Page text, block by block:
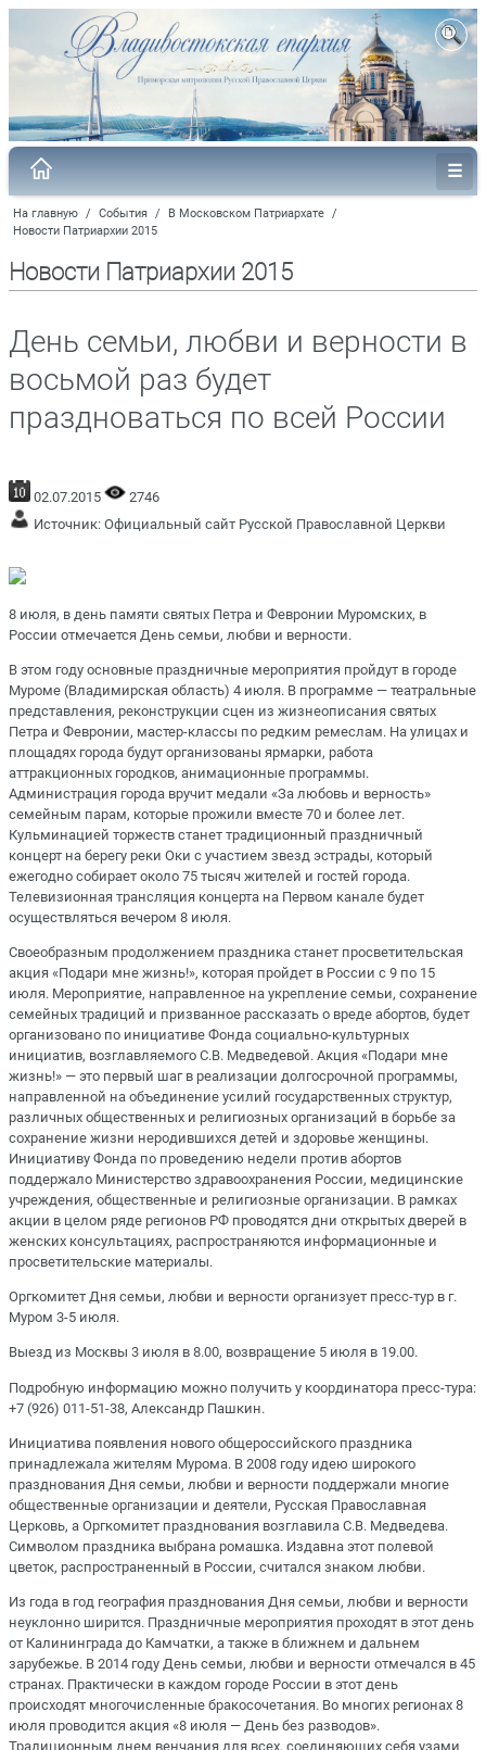
На главную / События / В Московском Патриархате /
Новости Патриархии 2015
Новости Патриархии 2015
День семьи, любви и верности в
восьмой раз будет
праздноваться по всей России
02.07.2015
2746
Источник: Официальный сайт Русской Православной Церкви
8 июля, в день памяти святых Петра и Февронии Муромских, в
России отмечается День семьи, любви и верности.
В этом году основные праздничные мероприятия пройдут в городе
Муроме (Владимирская область) 4 июля. В программе — театральные
представления, реконструкции сцен из жизнеописания святых
Петра и Февронии, мастер-классы по редким ремеслам. На улицах и
площадях города будут организованы ярмарки, работа
аттракционных городков, анимационные программы.
Администрация города вручит медали «За любовь и верность»
семейным парам, которые прожили вместе 70 и более лет.
Кульминацией торжеств станет традиционный праздничный
концерт на берегу реки Оки с участием звезд эстрады, который
ежегодно собирает около 75 тысяч жителей и гостей города.
Телевизионная трансляция концерта на Первом канале будет
осуществляться вечером 8 июля.
Своеобразным продолжением праздника станет просветительская
акция «Подари мне жизнь!», которая пройдет в России с 9 по 15
июля. Мероприятие, направленное на укрепление семьи, сохранение
семейных традиций и призванное рассказать о вреде абортов, будет
организовано по инициативе Фонда социально-культурных
инициатив, возглавляемого С.В. Медведевой. Акция «Подари мне
жизнь!» — это первый шаг в реализации долгосрочной программы,
направленной на объединение усилий государственных структур,
различных общественных и религиозных организаций в борьбе за
сохранение жизни неродившихся детей и здоровье женщины.
Инициативу Фонда по проведению недели против абортов
поддержало Министерство здравоохранения России, медицинские
учреждения, общественные и религиозные организации. В рамках
акции в целом ряде регионов РФ проводятся дни открытых дверей в
женских консультациях, распространяются информационные и
просветительские материалы.
Оргкомитет Дня семьи, любви и верности организует пресс-тур в г.
Муром 3-5 июля.
Выезд из Москвы 3 июля в 8.00, возвращение 5 июля в 19.00.
Подробную информацию можно получить у координатора пресс-тура:
+7 (926) 011-51-38, Александр Пашкин.
Инициатива появления нового общероссийского праздника
принадлежала жителям Мурома. В 2008 году идею широкого
празднования Дня семьи, любви и верности поддержали многие
общественные организации и деятели, Русская Православная
Церковь, а Оргкомитет празднования возглавила С.В. Медведева.
Символом праздника выбрана ромашка. Издавна этот полевой
цветок, распространенный в России, считался знаком любви.
Из года в год география празднования Дня семьи, любви и верности
неуклонно ширится. Праздничные мероприятия проходят в этот день
от Калининграда до Камчатки, а также в ближнем и дальнем
зарубежье. В 2014 году День семьи, любви и верности отмечался в 45
странах. Практически в каждом городе России в этот день
происходят многочисленные бракосочетания. Во многих регионах 8
июля проводится акция «8 июля — День без разводов».
Традиционным днем венчания для всех, соединяющих себя узами